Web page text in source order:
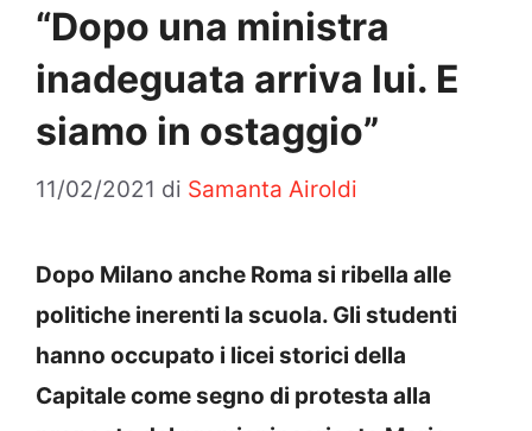
“Dopo una ministra
inadeguata arriva lui. E
siamo in ostaggio”
11/02/2021 di Samanta Airoldi
Dopo Milano anche Roma si ribella alle
politiche inerenti la scuola. Gli studenti
hanno occupato i licei storici della
Capitale come segno di protesta alla